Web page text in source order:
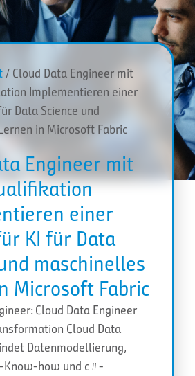
/ Cloud Data Engineer mit
Implementieren einer
Data Science und
in Microsoft Fabric
Engineer mit
einer
KI für Data
maschinelles
Microsoft Fabric
Cloud Data Engineer
Cloud Data
Datenmodellierung,
Know-how und c#-